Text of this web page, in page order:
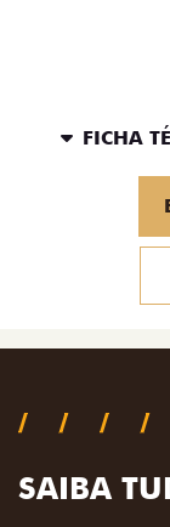
FICHA
SAIBA